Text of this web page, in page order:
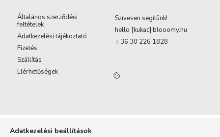
Általános szerződési
feltételek
Adatkezelési tájékoztató
Fizetés
Szállítás
Elérhetőségek
Szívesen segítünk!
hello [kukac] blooomy.hu
+ 36 30 226 1828
Adatkezelési beállítások